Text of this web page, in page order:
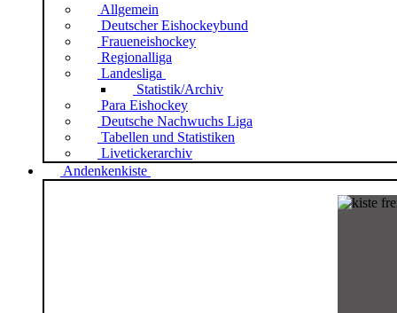
Allgemein
Deutscher Eishockeybund
Fraueneishockey
Regionalliga
Landesliga
Statistik/Archiv
Para Eishockey
Deutsche Nachwuchs Liga
Tabellen und Statistiken
Livetickerarchiv
Andenkenkiste